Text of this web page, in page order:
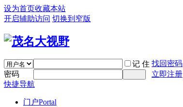
设为首页收藏本站
开启辅助访问 切换到窄版
记 住 找回密码
密码
立即注册
快捷导航
门户Portal